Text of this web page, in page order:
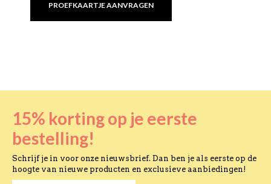
PROEFKAARTJE AANVRAGEN
15% korting op je eerste
bestelling!
Schrijf je in voor onze nieuwsbrief. Dan ben je als eerste op de
hoogte van nieuwe producten en exclusieve aanbiedingen!